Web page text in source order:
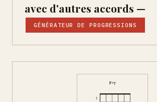
avec d'autres accords —
GÉNÉRATEUR DE PROGRESSIONS